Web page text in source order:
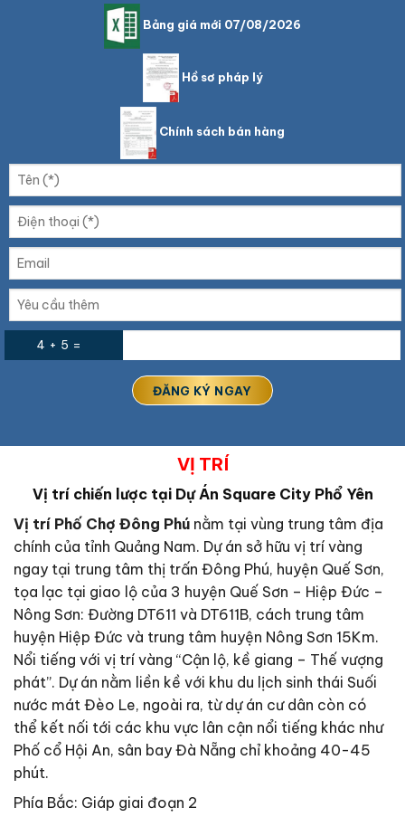
Bảng giá mới 07/08/2026
Hồ sơ pháp lý
Chính sách bán hàng
4 + 5 =
VỊ TRÍ
Vị trí chiến lược tại Dự Án Square City Phổ Yên
Vị trí Phố Chợ Đông Phú nằm tại vùng trung tâm địa
chính của tỉnh Quảng Nam. Dự án sở hữu vị trí vàng
ngay tại trung tâm thị trấn Đông Phú, huyện Quế Sơn,
tọa lạc tại giao lộ của 3 huyện Quế Sơn – Hiệp Đức –
Nông Sơn: Đường DT611 và DT611B, cách trung tâm
huyện Hiệp Đức và trung tâm huyện Nông Sơn 15Km.
Nổi tiếng với vị trí vàng “Cận lộ, kề giang – Thế vượng
phát”. Dự án nằm liền kề với khu du lịch sinh thái Suối
nước mát Đèo Le, ngoài ra, từ dự án cư dân còn có
thể kết nối tới các khu vực lân cận nổi tiếng khác như
Phố cổ Hội An, sân bay Đà Nẵng chỉ khoảng 40-45
phút.
Phía Bắc: Giáp giai đoạn 2